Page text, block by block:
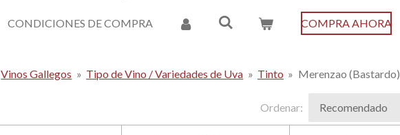
CONDICIONES DE COMPRA COMPRA AHORA
Vinos Gallegos » Tipo de Vino / Variedades de Uva » Tinto » Merenzao (Bastardo)
Ordenar: